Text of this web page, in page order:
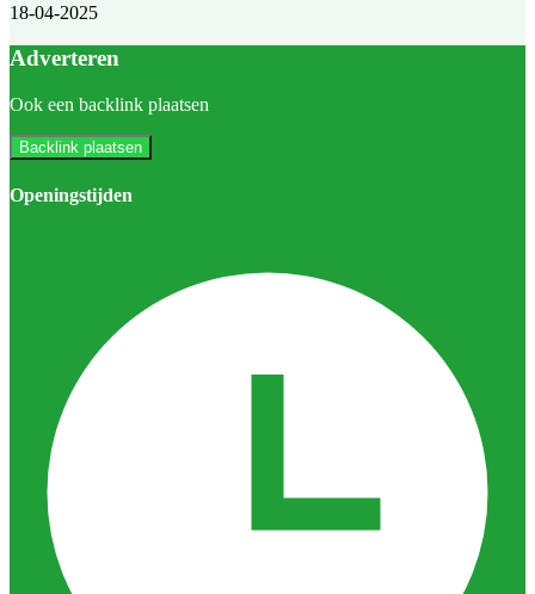
18-04-2025
Adverteren
Ook een backlink plaatsen
Backlink plaatsen
Openingstijden